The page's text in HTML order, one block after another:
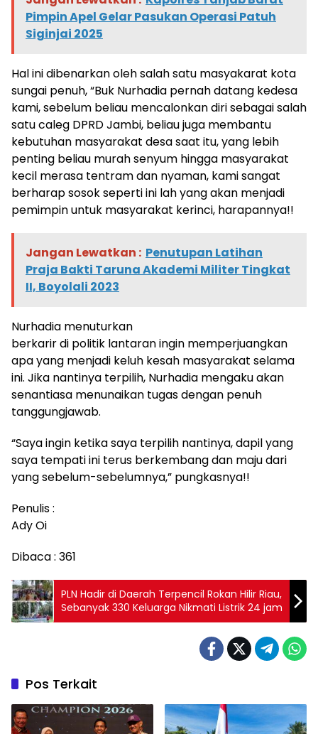
Pimpin Apel Gelar Pasukan Operasi Patuh
Siginjai 2025
Hal ini dibenarkan oleh salah satu masyakarat kota
sungai penuh, “Buk Nurhadia pernah datang kedesa
kami, sebelum beliau mencalonkan diri sebagai salah
satu caleg DPRD Jambi, beliau juga membantu
kebutuhan masyarakat desa saat itu, yang lebih
penting beliau murah senyum hingga masyarakat
kecil merasa tentram dan nyaman, kami sangat
berharap sosok seperti ini lah yang akan menjadi
pemimpin untuk masyarakat kerinci, harapannya!!
Jangan Lewatkan : Penutupan Latihan
Praja Bakti Taruna Akademi Militer Tingkat
II, Boyolali 2023
Nurhadia menuturkan
berkarir di politik lantaran ingin memperjuangkan
apa yang menjadi keluh kesah masyarakat selama
ini. Jika nantinya terpilih, Nurhadia mengaku akan
senantiasa menunaikan tugas dengan penuh
tanggungjawab.
“Saya ingin ketika saya terpilih nantinya, dapil yang
saya tempati ini terus berkembang dan maju dari
yang sebelum-sebelumnya,” pungkasnya!!
Penulis :
Ady Oi
Dibaca : 361
PLN Hadir di Daerah Terpencil Rokan Hilir Riau,
Sebanyak 330 Keluarga Nikmati Listrik 24 jam
Pos Terkait